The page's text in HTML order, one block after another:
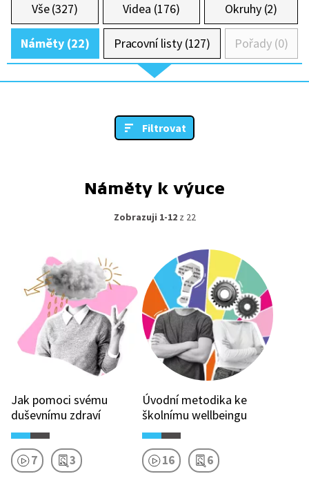
Vše (327) Videa (176) Okruhy (2)
Náměty (22) Pracovní listy (127) Pořady (0)
Filtrovat
Náměty k výuce
Zobrazuji 1-12z 22
Jak pomoci svému
duševnímu zdraví
7 3
Úvodní metodika ke
školnímu wellbeingu
16 6